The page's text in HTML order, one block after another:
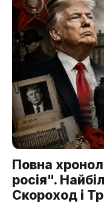
Повна
росія".
Скороход і